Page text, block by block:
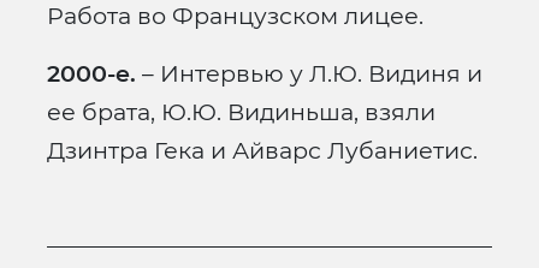
Работа во Французском лицее.
2000-е. – Интервью у Л.Ю. Видиня и
ее брата, Ю.Ю. Видиньша, взяли
Дзинтра Гека и Айварс Лубаниетис.